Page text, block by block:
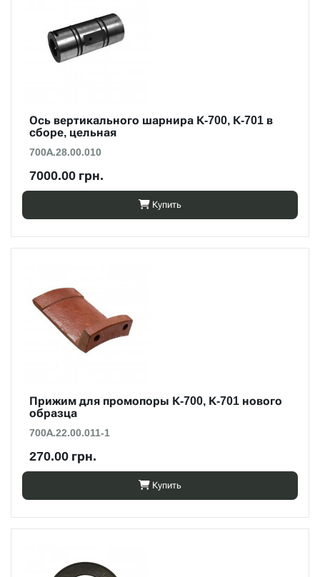
Ось вертикального шарнира К-700, К-701 в
сборе, цельная
700А.28.00.010
7000.00 грн.
Купить
Прижим для промопоры К-700, К-701 нового
образца
700А.22.00.011-1
270.00 грн.
Купить